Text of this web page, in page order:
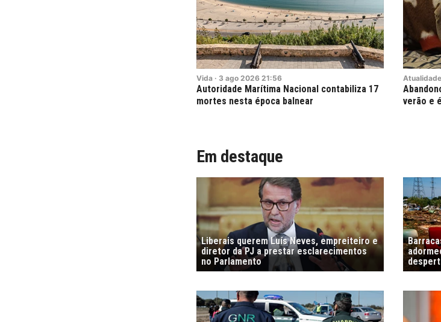
Vida · 3 ago 2026 21:56
Autoridade Marítima Nacional contabiliza 17
mortes nesta época balnear
Atualidade
verão e
Em destaque
Liberais querem Luís Neves, empreiteiro e
diretor da PJ a prestar esclarecimentos
no Parlamento